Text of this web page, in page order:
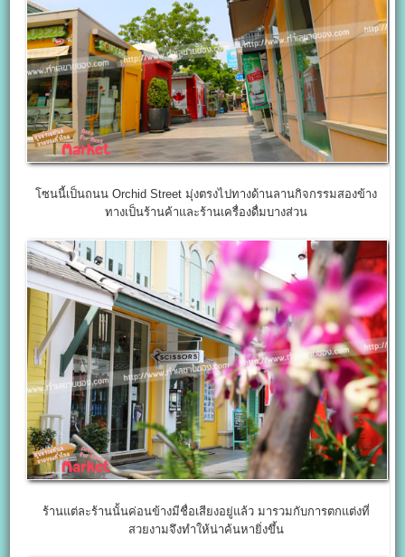
โซนนี้เป็นถนน Orchid Street มุ่งตรงไปทางด้านลานกิจกรรมสองข้าง
ทางเป็นร้านค้าและร้านเครื่องดื่มบางส่วน
ร้านแต่ละร้านนั้นค่อนข้างมีชื่อเสียงอยู่แล้ว มารวมกับการตกแต่งที่
สวยงามจึงทำให้น่าค้นหายิ่งขึ้น